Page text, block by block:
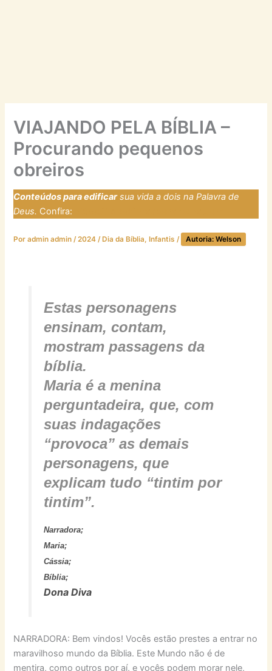
VIAJANDO PELA BÍBLIA –
Procurando pequenos
obreiros
Conteúdos para edificarsua vida a dois na Palavra de
Deus. Confira:
Poradmin admin/2024/Dia da Bíblia,Infantis / Autoria: Welson
Estas personagens
ensinam, contam,
mostram passagens da
bíblia.
Maria é a menina
perguntadeira, que, com
suas indagações
“provoca” as demais
personagens, que
explicam tudo “tintim por
tintim”.
Narradora;
Maria;
Cássia;
Bíblia;
Dona Diva
NARRADORA: Bem vindos! Vocês estão prestes a entrar no
maravilhoso mundo da Bíblia. Este Mundo não é de
mentira, como outros por aí, e vocês podem morar nele,